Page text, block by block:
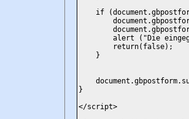
if
alert ("Die
return(false);
}
}
</script>